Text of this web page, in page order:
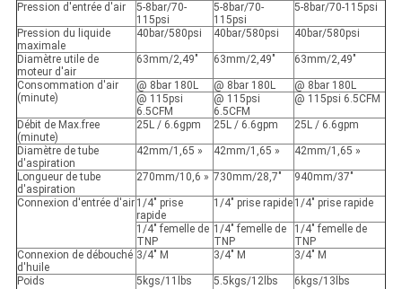
Pression d'entrée d'air
5-8bar/70-
115psi
5-8bar/70-
115psi
5-8bar/70-115psi
Pression du liquide
maximale
40bar/580psi 40bar/580psi 40bar/580psi
Diamètre utile de
moteur d'air
63mm/2,49" 63mm/2,49" 63mm/2,49"
Consommation d'air
(minute)
@ 8bar 180L @ 8bar 180L
@ 8bar 180L
@ 115psi
6.5CFM
@ 115psi
6.5CFM
@ 115psi 6.5CFM
Débit de Max.free
(minute)
25L / 6.6gpm 25L / 6.6gpm 25L / 6.6gpm
Diamètre de tube
d'aspiration
42mm/1,65 » 42mm/1,65 » 42mm/1,65 »
Longueur de tube
d'aspiration
270mm/10,6 » 730mm/28,7" 940mm/37"
Connexion d'entrée d'air 1/4" prise
rapide
1/4" prise rapide 1/4" prise rapide
1/4" femelle de
TNP
1/4" femelle de
TNP
1/4" femelle de
TNP
Connexion de débouché
d'huile
3/4" M 3/4" M 3/4" M
Poids 5kgs/11lbs 5.5kgs/12lbs
6kgs/13lbs